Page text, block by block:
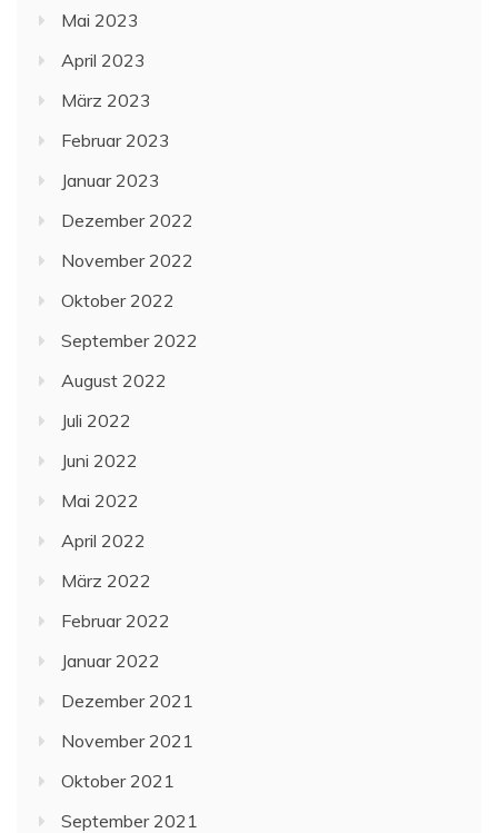
Mai 2023
April 2023
März 2023
Februar 2023
Januar 2023
Dezember 2022
November 2022
Oktober 2022
September 2022
August 2022
Juli 2022
Juni 2022
Mai 2022
April 2022
März 2022
Februar 2022
Januar 2022
Dezember 2021
November 2021
Oktober 2021
September 2021